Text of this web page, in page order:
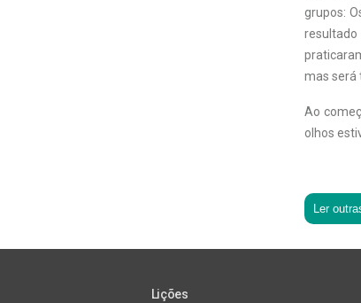
grupos:
mas será
Ao
olhos
Ler
Lições